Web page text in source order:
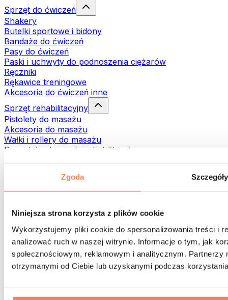
Zgoda Szczegóły
Niniejsza strona korzysta z plików cookie
Wykorzystujemy pliki cookie do spersonalizowania treści i
analizować ruch w naszej witrynie. Informacje o tym, jak
społecznościowym, reklamowym i analitycznym. Partnerzy
otrzymanymi od Ciebie lub uzyskanymi podczas
Sprzęt do ćwiczeń
Shakery
Butelki sportowe i bidony
Bandaże do ćwiczeń
Pasy do ćwiczeń
Paski i uchwyty do podnoszenia ciężarów
Ręczniki
Rękawice treningowe
Akcesoria do ćwiczeń inne
Sprzęt rehabilitacyjny
Pistolety do masażu
Akcesoria do masażu
Wałki i rollery do masażu
Pozostałe akcesoria rehabilitacyjne
Torby i plecaki
Torby na żywność i akcesoria
Akcesoria dopasowane do aktywności
Bieganie
Sporty walki
Kolarstwo
Joga i pilates
Terapia zimnem
Trekking